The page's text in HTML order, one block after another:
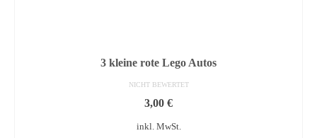
3 kleine rote Lego Autos
NICHT BEWERTET
3,00 €
inkl. MwSt.